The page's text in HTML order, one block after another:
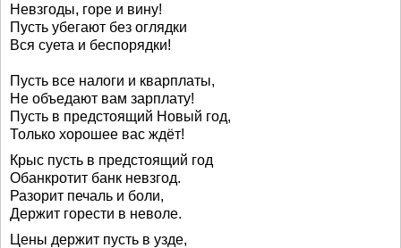
Невзгоды, горе и вину!
Пусть убегают без оглядки
Вся суета и беспорядки!
Пусть все налоги и кварплаты,
Не объедают вам зарплату!
Пусть в предстоящий Новый год,
Только хорошее вас ждёт!
Крыс пусть в предстоящий год
Обанкротит банк невзгод.
Разорит печаль и боли,
Держит горести в неволе.
Цены держит пусть в узде,